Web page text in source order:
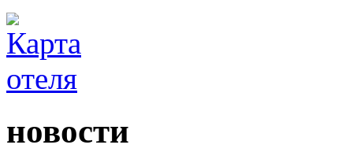
новости